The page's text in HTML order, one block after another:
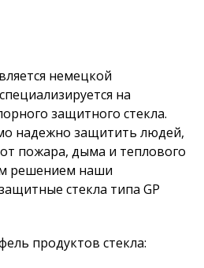
немецкой
на
защитного стекла.
надежно защитить людей,
пожара, дыма и теплового
решением наши
стекла типа GP
продуктов стекла: